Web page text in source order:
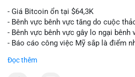
- Giá Bitcoin ổn tại $64,3K
- Bênh vực bênh vực tăng do cuộc
- Bênh vực bênh vực gây lo ngại bênh
- Báo cáo công việc Mỹ sắp là điểm
$btc#btc
Đọc thêm